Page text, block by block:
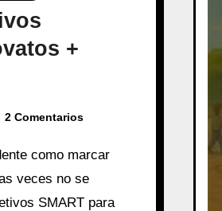
+
2 Comentarios
como marcar
veces no se
SMART para